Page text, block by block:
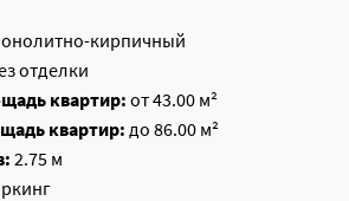
кирпичный
отделки
квартир:от 43.00 м²
квартир:до 86.00 м²
2.75 м